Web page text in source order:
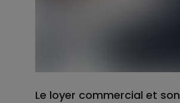
Le loyer commercial et son